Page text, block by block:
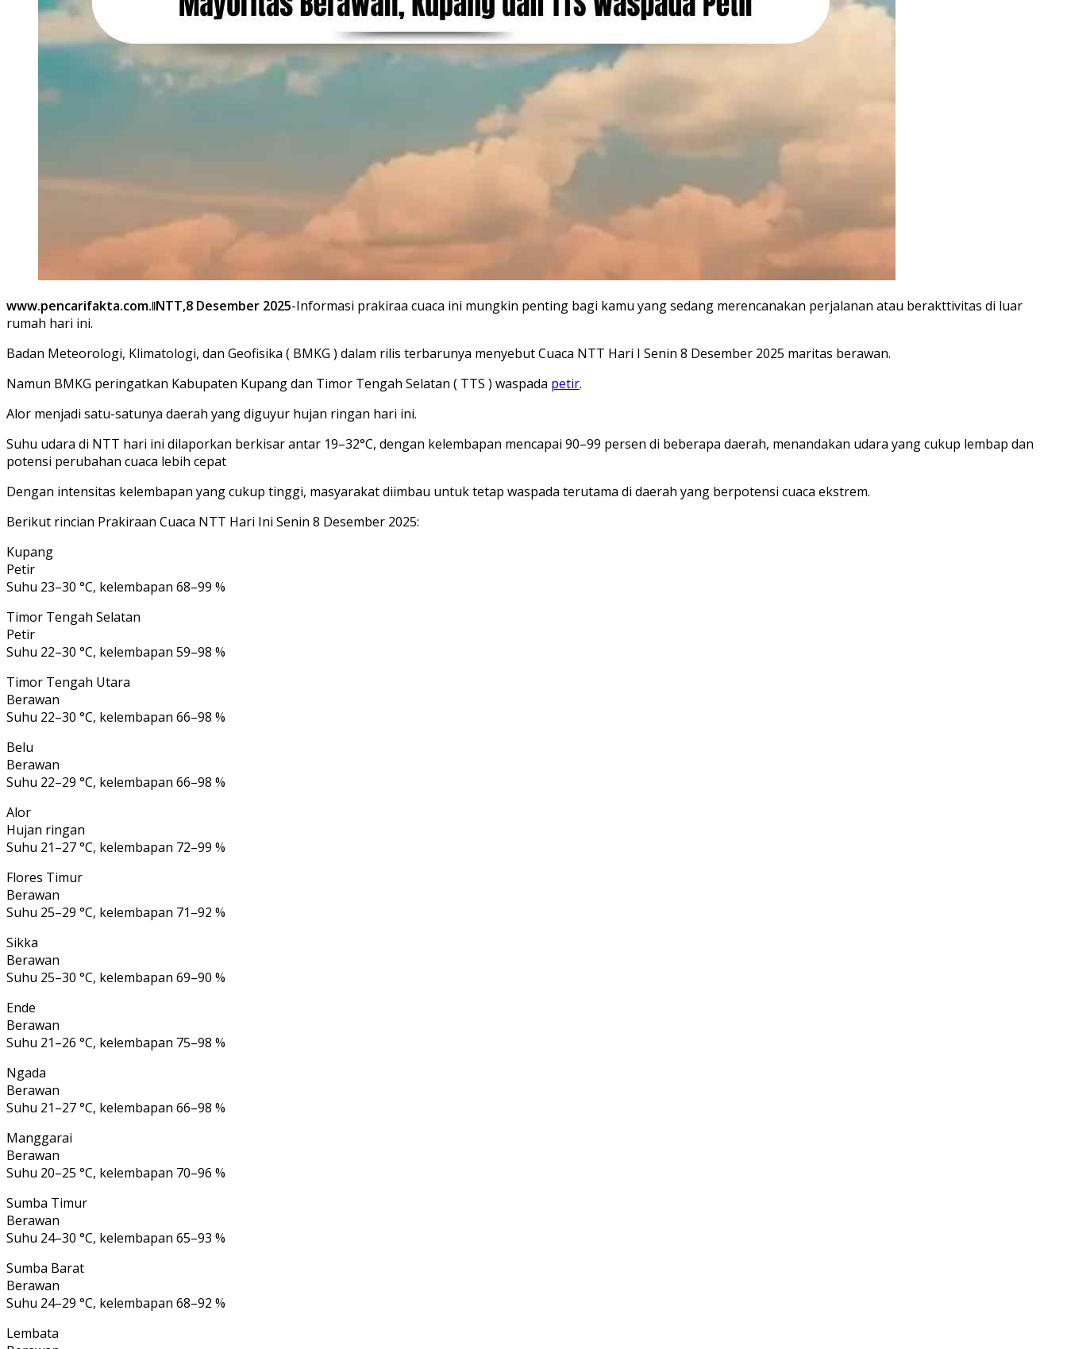
www.pencarifakta.com.ǁNTT,8 Desember 2025-Informasi prakiraa cuaca ini mungkin penting bagi kamu yang sedang merencanakan perjalanan atau berakttivitas di luar
rumah hari ini.
Badan Meteorologi, Klimatologi, dan Geofisika ( BMKG ) dalam rilis terbarunya menyebut Cuaca NTT Hari I Senin 8 Desember 2025 maritas berawan.
Namun BMKG peringatkan Kabupaten Kupang dan Timor Tengah Selatan ( TTS ) waspada petir.
Alor menjadi satu-satunya daerah yang diguyur hujan ringan hari ini.
Suhu udara di NTT hari ini dilaporkan berkisar antar 19–32°C, dengan kelembapan mencapai 90–99 persen di beberapa daerah, menandakan udara yang cukup lembap dan
potensi perubahan cuaca lebih cepat
Dengan intensitas kelembapan yang cukup tinggi, masyarakat diimbau untuk tetap waspada terutama di daerah yang berpotensi cuaca ekstrem.
Berikut rincian Prakiraan Cuaca NTT Hari Ini Senin 8 Desember 2025:
Kupang
Petir
Suhu 23–30 °C, kelembapan 68–99 %
Timor Tengah Selatan
Petir
Suhu 22–30 °C, kelembapan 59–98 %
Timor Tengah Utara
Berawan
Suhu 22–30 °C, kelembapan 66–98 %
Belu
Berawan
Suhu 22–29 °C, kelembapan 66–98 %
Alor
Hujan ringan
Suhu 21–27 °C, kelembapan 72–99 %
Flores Timur
Berawan
Suhu 25–29 °C, kelembapan 71–92 %
Sikka
Berawan
Suhu 25–30 °C, kelembapan 69–90 %
Ende
Berawan
Suhu 21–26 °C, kelembapan 75–98 %
Ngada
Berawan
Suhu 21–27 °C, kelembapan 66–98 %
Manggarai
Berawan
Suhu 20–25 °C, kelembapan 70–96 %
Sumba Timur
Berawan
Suhu 24–30 °C, kelembapan 65–93 %
Sumba Barat
Berawan
Suhu 24–29 °C, kelembapan 68–92 %
Lembata